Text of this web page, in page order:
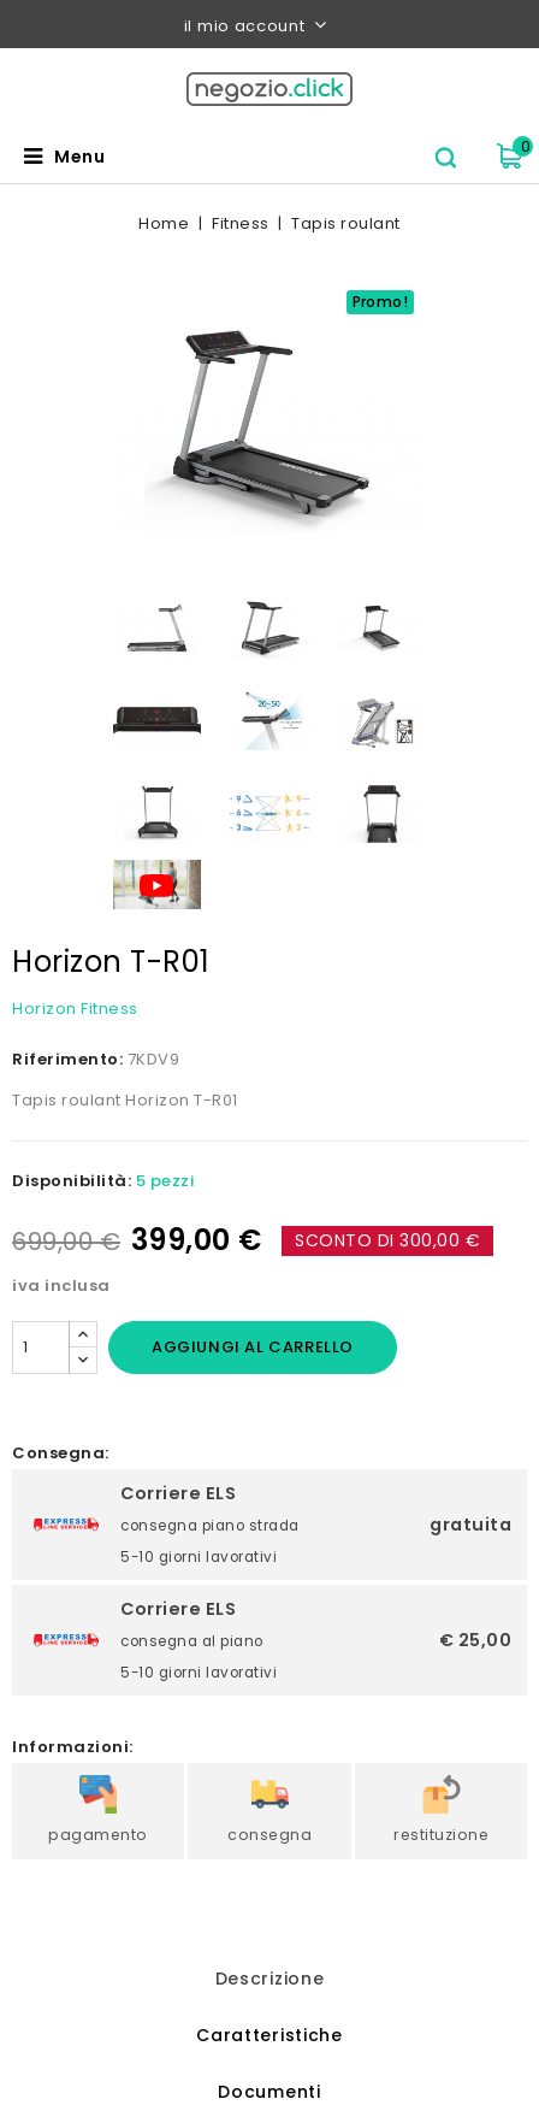
il mio account
0
Menu
Home Fitness Tapis roulant
Promo!
Horizon T-R01
Horizon Fitness
Riferimento: 7KDV9
Tapis roulant Horizon T-R01
Disponibilità: 5 pezzi
699,00 € 399,00 € SCONTO DI 300,00 €
iva inclusa
AGGIUNGI AL CARRELLO
Consegna:
Corriere ELS
consegna piano strada
5-10 giorni lavorativi
gratuita
Corriere ELS
consegna al piano
5-10 giorni lavorativi
€ 25,00
Informazioni:
pagamento consegna restituzione
Descrizione
Caratteristiche
Documenti